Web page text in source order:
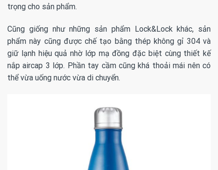
trọng cho sản phẩm.
Cũng giống như những sản phẩm Lock&Lock khác, sản
phẩm này cũng được chế tạo bằng thép không gỉ 304 và
giữ lạnh hiệu quả nhờ lớp mạ đồng đặc biệt cùng thiết kế
nắp aircap 3 lớp. Phần tay cầm cũng khá thoải mái nên có
thể vừa uống nước vừa di chuyển.